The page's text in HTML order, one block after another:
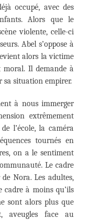
occupé, avec des
Alors que le
violente, celle-ci
Abel s’oppose à
alors la victime
moral. Il demande à
sa situation empirer.
à nous immerger
extrêmement
l’école, la caméra
tournés en
on a le sentiment
Le cadre
Nora. Les adultes,
cadre à moins qu’ils
sont alors plus que
aveugles face au